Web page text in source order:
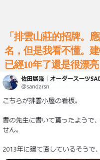
「排雲山莊的招牌。
名，但是我看不懂。
已經10年了還是很漂亮